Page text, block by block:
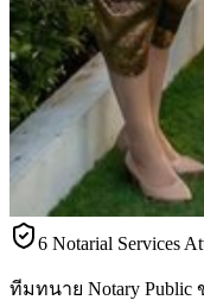
6 Notarial Services
ทีมทนาย Notary Public